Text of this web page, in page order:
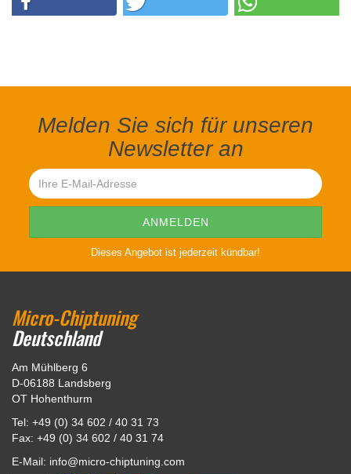
Melden Sie sich für unseren
Newsletter an
Dieses Angebot ist jederzeit kündbar!
Micro-Chiptuning
Deutschland
Am Mühlberg 6
D-06188 Landsberg
OT Hohenthurm
Tel: +49 (0) 34 602 / 40 31 73
Fax: +49 (0) 34 602 / 40 31 74
E-Mail: info@micro-chiptuning.com